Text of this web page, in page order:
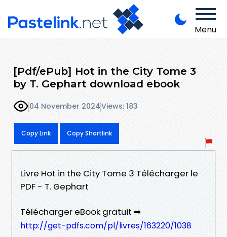
Menu
[Pdf/ePub] Hot in the City Tome 3
by T. Gephart download ebook
04 November 2024Views: 183
Copy Link Copy Shortlink
Livre Hot in the City Tome 3 Télécharger le
PDF - T. Gephart
Télécharger eBook gratuit ➡
http://get-pdfs.com/pl/livres/163220/1038